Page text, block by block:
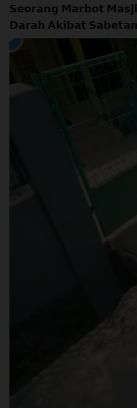
𝗦𝗲𝗼𝗿𝗮𝗻𝗴 𝗠𝗮𝗿𝗯𝗼𝘁
𝗗𝗮𝗿𝗮𝗵 𝗔𝗸𝗶𝗯𝗮𝘁